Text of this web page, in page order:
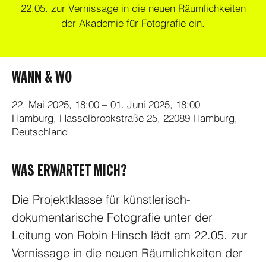
22.05. zur Vernissage in die neuen Räumlichkeiten
der Akademie für Fotografie ein.
WANN & WO
22. Mai 2025, 18:00 – 01. Juni 2025, 18:00
Hamburg, Hasselbrookstraße 25, 22089 Hamburg,
Deutschland
WAS ERWARTET MICH?
Die Projektklasse für künstlerisch-
dokumentarische Fotografie unter der
Leitung von Robin Hinsch lädt am 22.05. zur
Vernissage in die neuen Räumlichkeiten der